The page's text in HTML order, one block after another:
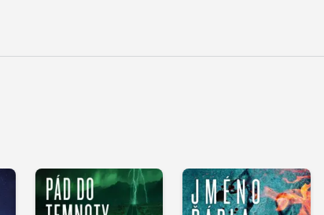
Přehrát
ukázku
Přehrát
ukázku